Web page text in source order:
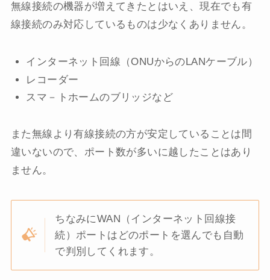
無線接続の機器が増えてきたとはいえ、現在でも有
線接続のみ対応しているものは少なくありません。
インターネット回線（ONUからのLANケーブル）
レコーダー
スマ－トホームのブリッジなど
また無線より有線接続の方が安定していることは間
違いないので、ポート数が多いに越したことはあり
ません。
ちなみにWAN（インターネット回線接
続）ポートはどのポートを選んでも自動
で判別してくれます。